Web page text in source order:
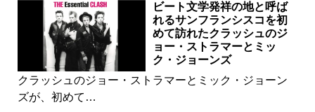
ビート文学発祥の地と呼ば
れるサンフランシスコを初
めて訪れたクラッシュのジ
ョー・ストラマーとミッ
ク・ジョーンズ
クラッシュのジョー・ストラマーとミック・ジョーン
ズが、初めて…